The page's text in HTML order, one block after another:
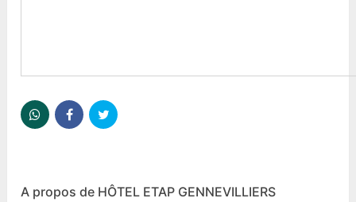
A propos de HÔTEL ETAP GENNEVILLIERS